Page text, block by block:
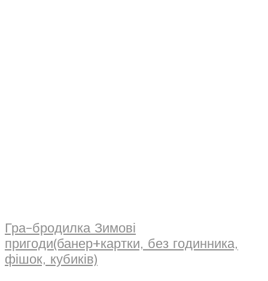
Гра-бродилка Зимові
пригоди(банер+картки, без годинника,
фішок, кубиків)